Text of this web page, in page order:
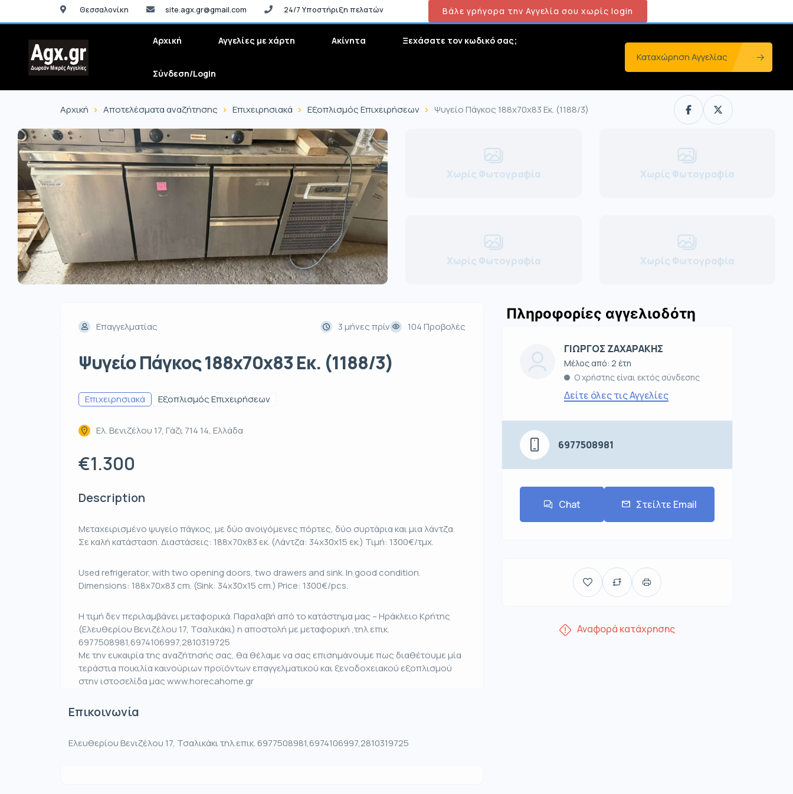
Θεσσαλονίκη site.agx.gr@gmail.com 24/7 Υποστήριξη πελατών Βάλε γρήγορα την Αγγελία σου χωρίς login
Αρχική Αγγελίες με χάρτη Ακίνητα Ξεχάσατε τον κωδικό σας;
Σύνδεση/Login
Καταχώρηση Αγγελίας
Αρχική Αποτελέσματα αναζήτησης Επιχειρησιακά Εξοπλισμός Επιχειρήσεων Ψυγείο Πάγκος 188x70x83 Εκ. (1188/3)
Χωρίς Φωτογραφία Χωρίς Φωτογραφία
Χωρίς Φωτογραφία Χωρίς Φωτογραφία
Επαγγελματίας 3 μήνες πρίν 104 Προβολές
Ψυγείο Πάγκος 188x70x83 Εκ. (1188/3)
Επιχειρησιακά Εξοπλισμός Επιχειρήσεων
Ελ. Βενιζέλου 17, Γάζι 714 14, Ελλάδα
€1.300
Description
Μεταχειρισμένο ψυγείο πάγκος, με δύο ανοιγόμενες πόρτες, δύο συρτάρια και μια λάντζα.
Σε καλή κατάσταση. Διαστάσεις: 188x70x83 εκ. (Λάντζα: 34x30x15 εκ.) Τιμή: 1300€/τμχ.
Used refrigerator, with two opening doors, two drawers and sink. In good condition.
Dimensions: 188x70x83 cm. (Sink: 34x30x15 cm.) Price: 1300€/pcs.
Η τιμή δεν περιλαμβάνει μεταφορικά. Παραλαβή από το κατάστημα μας – Ηράκλειο Κρήτης
(Ελευθερίου Βενιζέλου 17, Τσαλικάκι) η αποστολή με μεταφορική ,τηλ.επικ.
6977508981,6974106997,2810319725
Με την ευκαιρία της αναζήτησής σας, θα θέλαμε να σας επισημάνουμε πως διαθέτουμε μία
τεράστια ποικιλία καινούριων προϊόντων επαγγελματικού και ξενοδοχειακού εξοπλισμού
στην ιστοσελίδα μας www.horecahome.gr
Επικοινωνία
Ελευθερίου Βενιζέλου 17, Τσαλικάκι τηλ.επικ. 6977508981,6974106997,2810319725
Πληροφορίες αγγελιοδότη
ΓΙΩΡΓΟΣ ΖΑΧΑΡΑΚΗΣ
Μέλος από: 2 έτη
Ο χρήστης είναι εκτός σύνδεσης
Δείτε όλες τις Αγγελίες
6977508981
Chat Στείλτε Email
Αναφορά κατάχρησης